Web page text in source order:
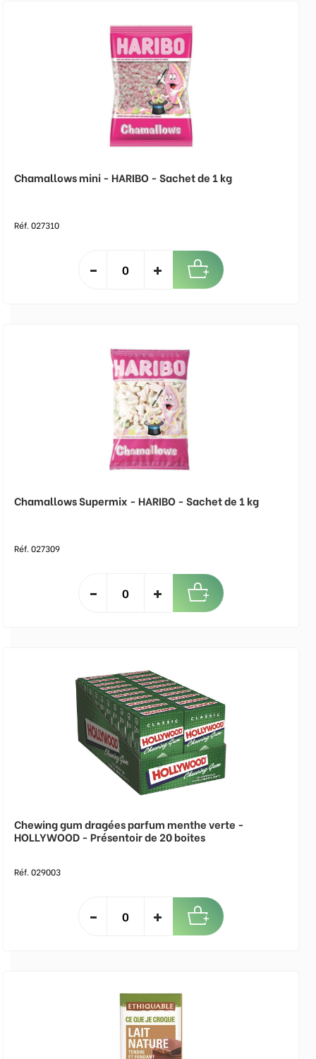
Chamallows mini - HARIBO - Sachet de 1 kg
Réf. 027310
Chamallows Supermix - HARIBO - Sachet de 1 kg
Réf. 027309
Chewing gum dragées parfum menthe verte -
HOLLYWOOD - Présentoir de 20 boites
Réf. 029003